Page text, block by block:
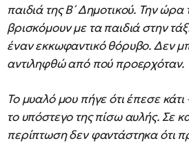
παιδιά της Β΄ Δημοτικού. Την ώρα
βρισκόμουν με τα παιδιά στην
έναν εκκωφαντικό θόρυβο. Δεν
αντιληφθώ από πού προερχόταν.
Το μυαλό μου πήγε ότι έπεσε κάτι
το υπόστεγο της πίσω αυλής. Σε
περίπτωση δεν φαντάστηκα ότι